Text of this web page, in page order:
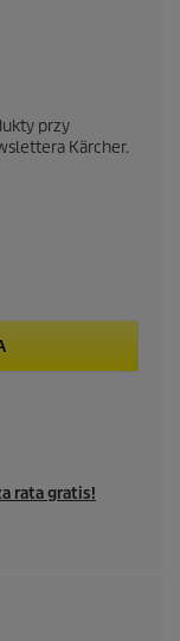
przy
Kärcher.
rata gratis!